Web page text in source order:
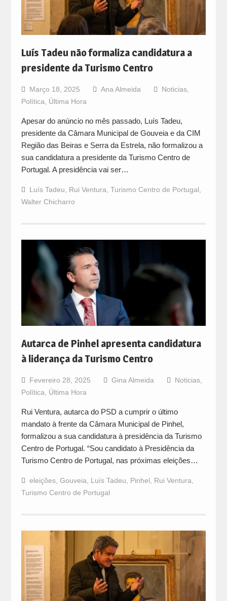
Luís Tadeu não formaliza candidatura a
presidente da Turismo Centro
Março 18, 2025 Ana Almeida Noticias,
Política
Última Hora
Apesar do anúncio no mês passado, Luís Tadeu,
presidente da Câmara Municipal de Gouveia e da CIM
Região das Beiras e Serra da Estrela, não formalizou a
sua candidatura a presidente da Turismo Centro de
Portugal. A presidência vai ser…
Luís Tadeu Rui Ventura Turismo Centro de Portugal
Walter Chicharro
Autarca de Pinhel apresenta candidatura
à liderança da Turismo Centro
Fevereiro 28, 2025 Gina Almeida Noticias,
Política
Última Hora
Rui Ventura, autarca do PSD a cumprir o último
mandato à frente da Câmara Municipal de Pinhel,
formalizou a sua candidatura à presidência da Turismo
Centro de Portugal. “Sou candidato à Presidência da
Turismo Centro de Portugal, nas próximas eleições…
eleições, Gouveia Luís Tadeu Pinhel Rui Ventura
Turismo Centro de Portugal